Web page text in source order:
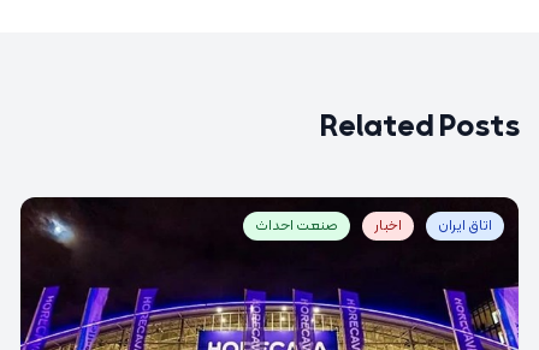
Related Posts
اتاق ایران اخبار صنعت احداث